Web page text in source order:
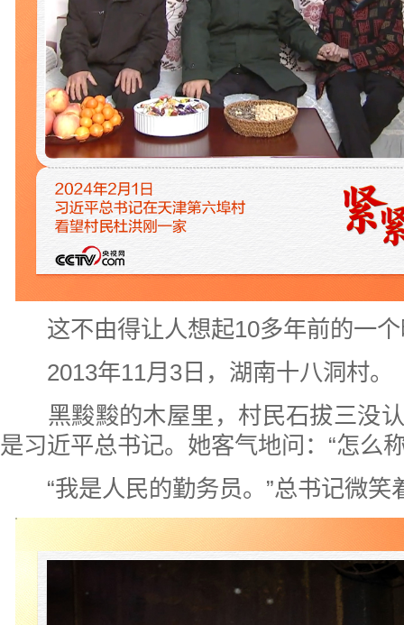
这不由得让人想起10多年前的一
2013年11月3日，湖南十八洞村。
黑黢黢的木屋里，村民石拔三没认
是习近平总书记。她客气地问：“怎么
“我是人民的勤务员。”总书记微笑